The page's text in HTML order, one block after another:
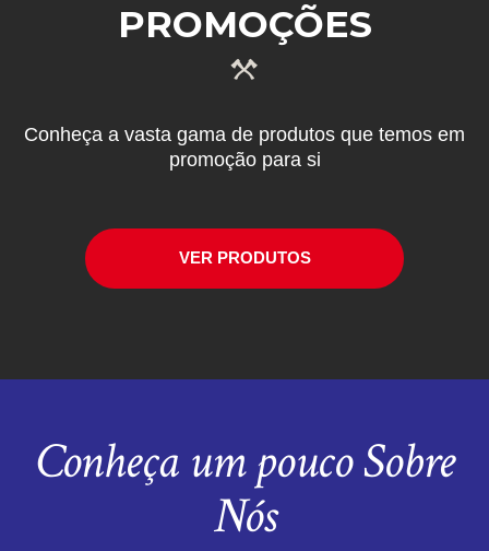
PROMOÇÕES
Conheça a vasta gama de produtos que temos em
promoção para si
VER PRODUTOS
Conheça um pouco Sobre
Nós